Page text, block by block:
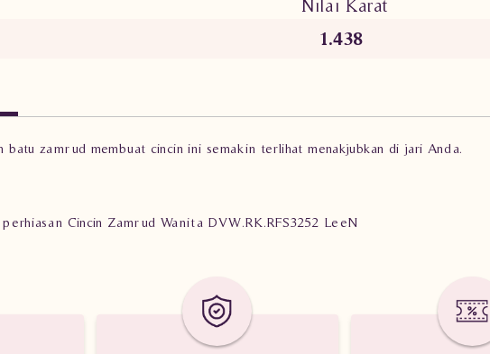
Nilai Karat
1.438
batu zamrud membuat cincin ini semakin terlihat menakjubkan di jari Anda.
Cincin Zamrud Wanita DVW.RK.RFS3252 LeeN